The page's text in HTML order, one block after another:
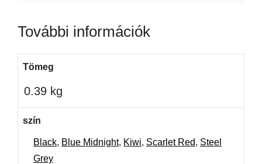
További információk
Tömeg
0.39 kg
szín
Black, Blue Midnight, Kiwi, Scarlet Red, Steel
Grey